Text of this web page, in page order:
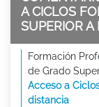
A CICLOS
SUPERIOR A
Formación
de Grado
Acceso a
distancia